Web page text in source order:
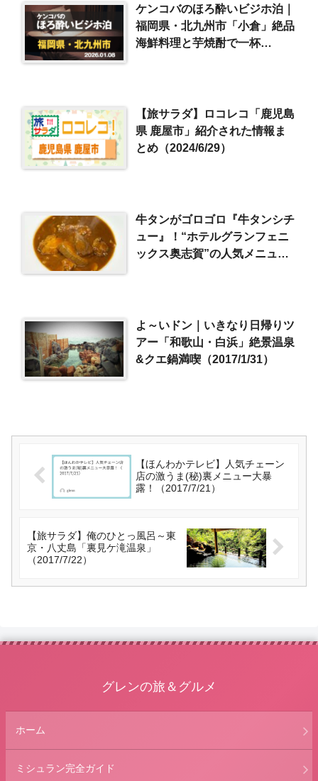
ケンコバのほろ酔いビジホ泊｜
福岡県・北九州市「小倉」絶品
海鮮料理と芋焼酎で一杯
【旅サラダ】ロコレコ「鹿児島
県 鹿屋市」紹介された情報ま
とめ（2024/6/29）
牛タンがゴロゴロ『牛タンシチ
ュー』！“ホテルグランフェニ
ックス奥志賀”の人気メニュー
よ～いドン｜いきなり日帰りツ
アー「和歌山・白浜」絶景温泉
&クエ鍋満喫（2017/1/31）
【ほんわかテレビ】人気チェーン
店の激うま(秘)裏メニュー大暴
露！（2017/7/21）
【旅サラダ】俺のひとっ風呂～東
京・八丈島「裏見ケ滝温泉」
（2017/7/22）
グレンの旅＆グルメ
ホーム
ミシュラン完全ガイド